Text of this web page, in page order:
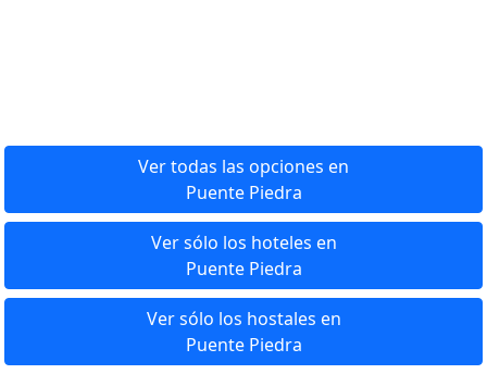
Ver todas las opciones en
Puente Piedra
Ver sólo los hoteles en
Puente Piedra
Ver sólo los hostales en
Puente Piedra